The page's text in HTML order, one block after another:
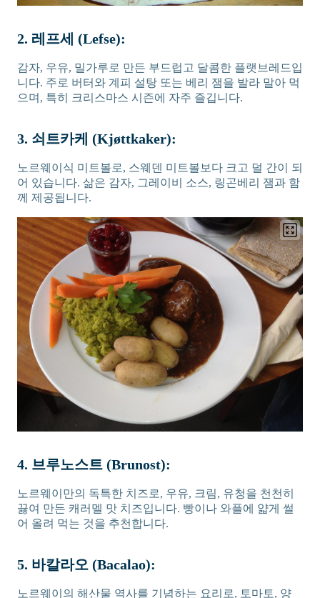
2. 레프세 (Lefse):
감자, 우유, 밀가루로 만든 부드럽고 달콤한 플랫브레드입
니다. 주로 버터와 계피 설탕 또는 베리 잼을 발라 말아 먹
으며, 특히 크리스마스 시즌에 자주 즐깁니다.
3. 쇠트카케 (Kjøttkaker):
노르웨이식 미트볼로, 스웨덴 미트볼보다 크고 덜 간이 되
어 있습니다. 삶은 감자, 그레이비 소스, 링곤베리 잼과 함
께 제공됩니다.
4. 브루노스트 (Brunost):
노르웨이만의 독특한 치즈로, 우유, 크림, 유청을 천천히
끓여 만든 캐러멜 맛 치즈입니다. 빵이나 와플에 얇게 썰
어 올려 먹는 것을 추천합니다.
5. 바칼라오 (Bacalao):
노르웨이의 해산물 역사를 기념하는 요리로, 토마토, 양